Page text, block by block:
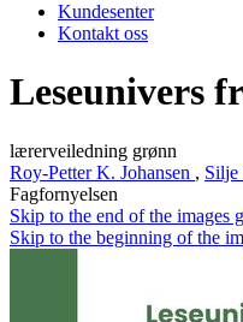
Kundesenter
Kontakt oss
Leseunivers
lærerveiledning grønn
Roy-Petter K. Johansen , Silje
Fagfornyelsen
Skip to the end of the images
Skip to the beginning of the